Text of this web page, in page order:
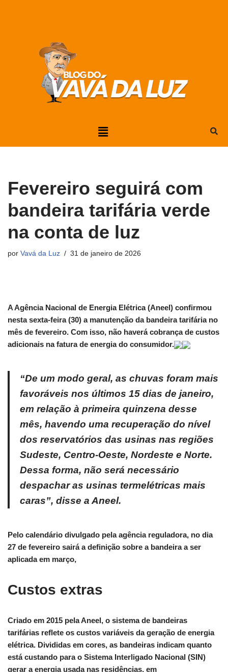
Fevereiro seguirá com
bandeira tarifária verde
na conta de luz
por Vavá da Luz 31 de janeiro de 2026
A Agência Nacional de Energia Elétrica (Aneel) confirmou
nesta sexta-feira (30) a manutenção da bandeira tarifária no
mês de fevereiro. Com isso, não haverá cobrança de custos
adicionais na fatura de energia do consumidor.
“De um modo geral, as chuvas foram mais
favoráveis nos últimos 15 dias de janeiro,
em relação à primeira quinzena desse
mês, havendo uma recuperação do nível
dos reservatórios das usinas nas regiões
Sudeste, Centro-Oeste, Nordeste e Norte.
Dessa forma, não será necessário
despachar as usinas termelétricas mais
caras”, disse a Aneel.
Pelo calendário divulgado pela agência reguladora, no dia
27 de fevereiro sairá a definição sobre a bandeira a ser
aplicada em março,
Custos extras
Criado em 2015 pela Aneel, o sistema de bandeiras
tarifárias reflete os custos variáveis da geração de energia
elétrica. Divididas em cores, as bandeiras indicam quanto
está custando para o Sistema Interligado Nacional (SIN)
gerar a energia usada nas residências, em